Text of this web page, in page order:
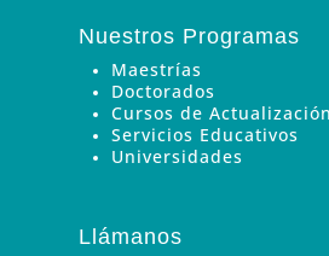
Nuestros Programas
Maestrías
Doctorados
Cursos de
Servicios Educativos
Universidades
Llámanos